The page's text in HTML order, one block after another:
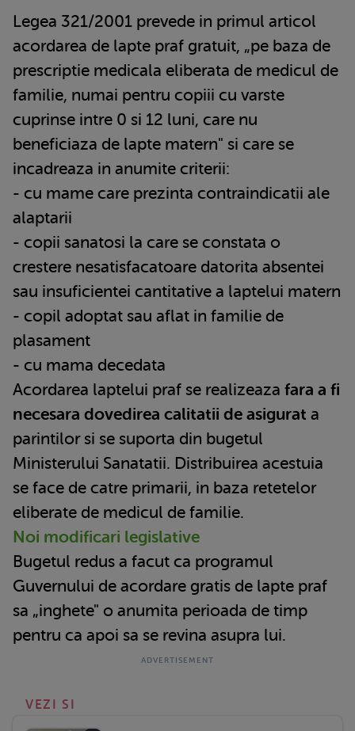
Legea 321/2001 prevede in primul articol
acordarea de lapte praf gratuit, „pe baza de
prescriptie medicala eliberata de medicul de
familie, numai pentru copiii cu varste
cuprinse intre 0 si 12 luni, care nu
beneficiaza de lapte matern" si care se
incadreaza in anumite criterii:
- cu mame care prezinta contraindicatii ale
alaptarii
- copii sanatosi la care se constata o
crestere nesatisfacatoare datorita absentei
sau insuficientei cantitative a laptelui matern
- copil adoptat sau aflat in familie de
plasament
- cu mama decedata
Acordarea laptelui praf se realizeaza fara a fi
necesara dovedirea calitatii de asigurat a
parintilor si se suporta din bugetul
Ministerului Sanatatii. Distribuirea acestuia
se face de catre primarii, in baza retetelor
eliberate de medicul de familie.
Noi modificari legislative
Bugetul redus a facut ca programul
Guvernului de acordare gratis de lapte praf
sa „inghete" o anumita perioada de timp
pentru ca apoi sa se revina asupra lui.
VEZI SI